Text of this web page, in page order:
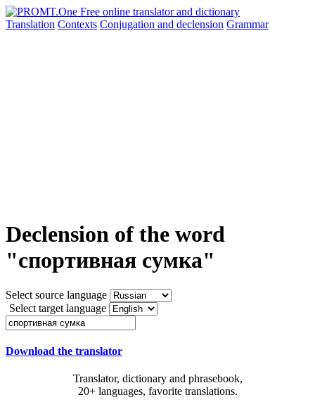
Translation Contexts Conjugation and declension Grammar
Declension of the word
"спортивная сумка"
Select source language
Select target language
Download the translator
Translator, dictionary and phrasebook,
20+ languages, favorite translations.